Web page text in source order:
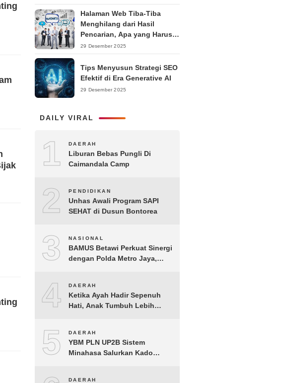
Halaman Web Tiba-Tiba
Menghilang dari Hasil
Pencarian, Apa yang Harus
Dilakukan?
29 Desember 2025
Tips Menyusun Strategi SEO
Efektif di Era Generative AI
29 Desember 2025
DAILY VIRAL
1 DAERAH
Liburan Bebas Pungli Di
Caimandala Camp
2 PENDIDIKAN
Unhas Awali Program SAPI
SEHAT di Dusun Bontorea
3 NASIONAL
BAMUS Betawi Perkuat Sinergi
dengan Polda Metro Jaya,
Kondusif Jelang HUT ke-81
Republik Indonesia
4 DAERAH
Ketika Ayah Hadir Sepenuh
Hati, Anak Tumbuh Lebih
5 DAERAH
YBM PLN UP2B Sistem
Minahasa Salurkan Kado
DAERAH